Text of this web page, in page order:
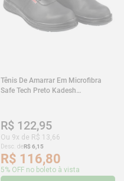
Tênis De Amarrar Em Microfibra
Safe Tech Preto Kadesh
R$ 122,95
Ou 9x de R$ 13,66
Desc. deR$ 6,15
R$ 116,80
5% OFF no boleto à vista